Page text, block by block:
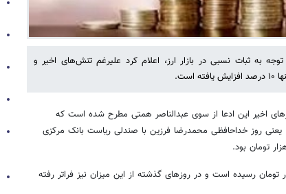
به ثبات نسبی در بازار ارز، اعلام کرد علیرغم تنش‌های اخیر و
اخیر این ادعا از سوی عبدالناصر همتی مطرح شده است که
روز خداحافظی محمدرضا فرزین با صندلی ریاست بانک مرکزی
حاضر اما نرخ دلار به محدوده ۱۸۱ هزار تومان رسیده است و در روزهای گذشته از این میزان نیز فراتر رفته